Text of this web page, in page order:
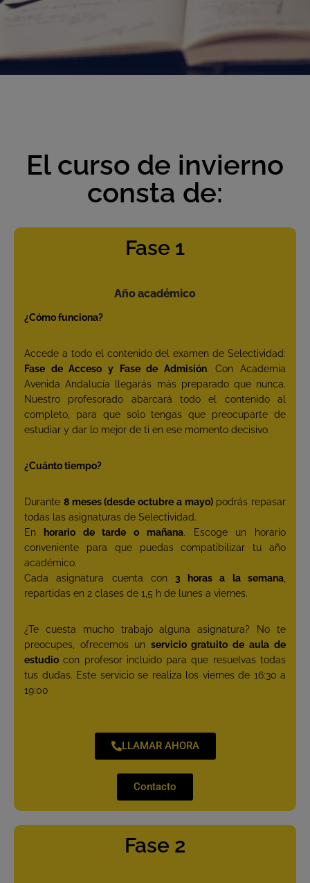
El curso de invierno
consta de:
Fase 1
Año académico
¿Cómo funciona?
Accede a todo el contenido del examen de Selectividad:
Fase de Acceso y Fase de Admisión. Con Academia
Avenida Andalucía llegarás más preparado que nunca.
Nuestro profesorado abarcará todo el contenido al
completo, para que solo tengas que preocuparte de
estudiar y dar lo mejor de ti en ese momento decisivo.
¿Cuánto tiempo?
Durante 8 meses (desde octubre a mayo)podrás repasar
todas las asignaturas de Selectividad.
En horario de tarde o mañana. Escoge un horario
conveniente para que puedas compatibilizar tu año
académico.
Cada asignatura cuenta con 3 horas a la semana
repartidas en 2 clases de 1,5 h de lunes a viernes.
¿Te cuesta mucho trabajo alguna asignatura? No te
preocupes, ofrecemos un servicio gratuito de aula de
estudio con profesor incluido para que resuelvas todas
tus dudas. Este servicio se realiza los viernes de 16:30 a
19:00
LLAMAR AHORA
Contacto
Fase 2